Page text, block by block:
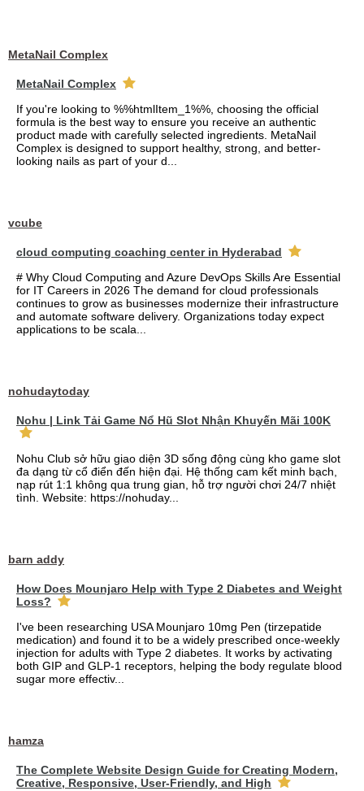
MetaNail Complex
MetaNail Complex
If you're looking to %%htmlItem_1%%, choosing the official
formula is the best way to ensure you receive an authentic
product made with carefully selected ingredients. MetaNail
Complex is designed to support healthy, strong, and better-
looking nails as part of your d...
vcube
cloud computing coaching center in Hyderabad
# Why Cloud Computing and Azure DevOps Skills Are Essential
for IT Careers in 2026 The demand for cloud professionals
continues to grow as businesses modernize their infrastructure
and automate software delivery. Organizations today expect
applications to be scala...
nohudaytoday
Nohu | Link Tải Game Nổ Hũ Slot Nhận Khuyến Mãi 100K
Nohu Club sở hữu giao diện 3D sống động cùng kho game slot
đa dạng từ cổ điển đến hiện đại. Hệ thống cam kết minh bạch,
nạp rút 1:1 không qua trung gian, hỗ trợ người chơi 24/7 nhiệt
tình. Website: https://nohuday...
barn addy
How Does Mounjaro Help with Type 2 Diabetes and Weight
Loss?
I've been researching USA Mounjaro 10mg Pen (tirzepatide
medication) and found it to be a widely prescribed once-weekly
injection for adults with Type 2 diabetes. It works by activating
both GIP and GLP-1 receptors, helping the body regulate blood
sugar more effectiv...
hamza
The Complete Website Design Guide for Creating Modern,
Creative, Responsive, User-Friendly, and High